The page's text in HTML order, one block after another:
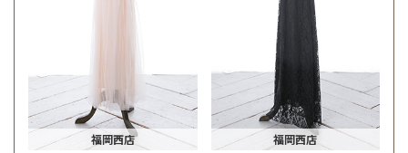
福岡西店 福岡西店